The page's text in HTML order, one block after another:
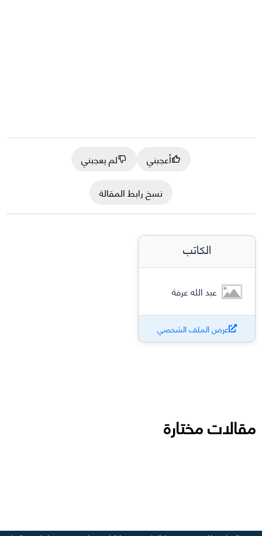
أعجبني
لم يعجبني
نسخ رابط المقالة
الكاتب
عبد الله عرفة
عرض الملف الشخصي
مقالات مختارة